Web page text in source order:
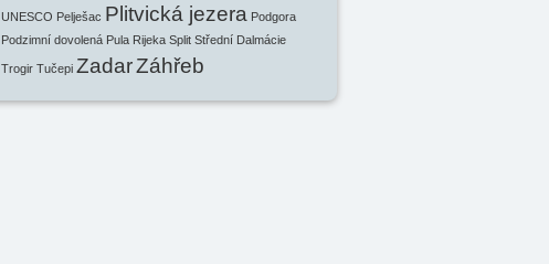
UNESCO Pelješac Plitvická jezera Podgora
Podzimní dovolená Pula Rijeka Split Střední Dalmácie
Trogir Tučepi ZadarZáhřeb